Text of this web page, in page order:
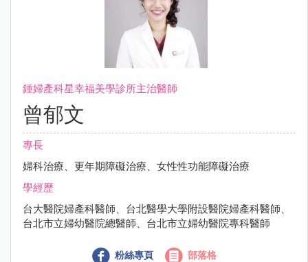
鍾婦產科星幸福美學診所主治醫師
曾郁文
專長
婦科治療、更年期障礙治療、女性性功能障礙治療
學經歷
台大醫院婦產科醫師、台北醫學大學附設醫院婦產科醫師、
台北市立婦幼醫院總醫師、台北市立婦幼醫院專科醫師
粉絲專頁 部落格